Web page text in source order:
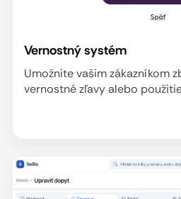
Vernostný systém
Umožnite vašim zákazníkom
vernostné zľavy alebo